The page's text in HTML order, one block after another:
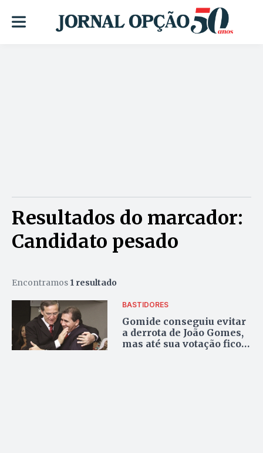
Resultados do marcador:
Candidato pesado
Encontramos 1 resultado
BASTIDORES
Gomide conseguiu evitar
a derrota de João Gomes,
mas até sua votação ficou